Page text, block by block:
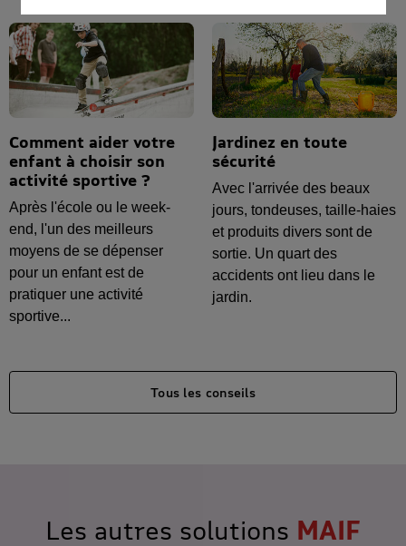
Comment aider votre
enfant à choisir son
activité sportive ?
Après l'école ou le week-
end, l'un des meilleurs
moyens de se dépenser
pour un enfant est de
pratiquer une activité
sportive...
Jardinez en toute
sécurité
Avec l'arrivée des beaux
jours, tondeuses, taille-haies
et produits divers sont de
sortie. Un quart des
accidents ont lieu dans le
jardin.
Tous les conseils
Les autres solutions MAIF